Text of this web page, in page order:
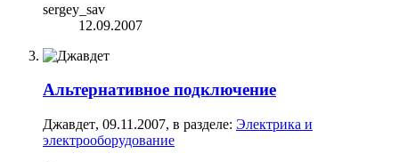
sergey_sav
12.09.2007
Альтернативное подключение
Джавдет, 09.11.2007, в разделе: Электрика и
электрооборудование